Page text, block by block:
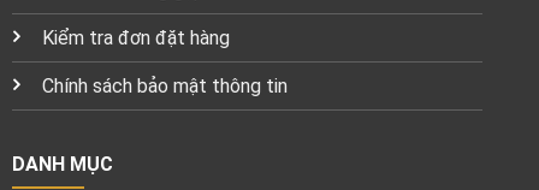
Kiểm tra đơn đặt hàng
Chính sách bảo mật thông tin
DANH MỤC